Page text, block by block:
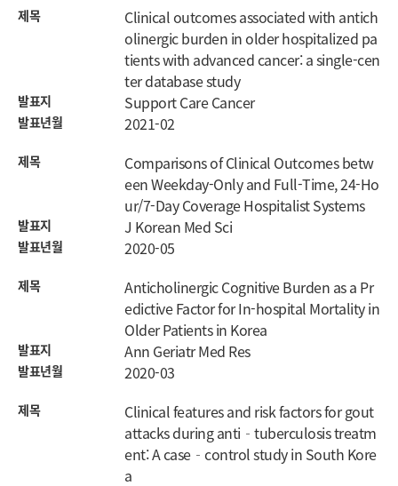
제목
Clinical outcomes associated with antich
olinergic burden in older hospitalized pa
tients with advanced cancer: a single-cen
ter database study
발표지 Support Care Cancer
발표년월 2021-02
제목
Comparisons of Clinical Outcomes betw
een Weekday-Only and Full-Time, 24-Ho
ur/7-Day Coverage Hospitalist Systems
발표지 J Korean Med Sci
발표년월 2020-05
제목
Anticholinergic Cognitive Burden as a Pr
edictive Factor for In-hospital Mortality in
Older Patients in Korea
발표지 Ann Geriatr Med Res
발표년월 2020-03
제목
Clinical features and risk factors for gout
attacks during anti‐tuberculosis treatm
ent: A case‐control study in South Kore
a